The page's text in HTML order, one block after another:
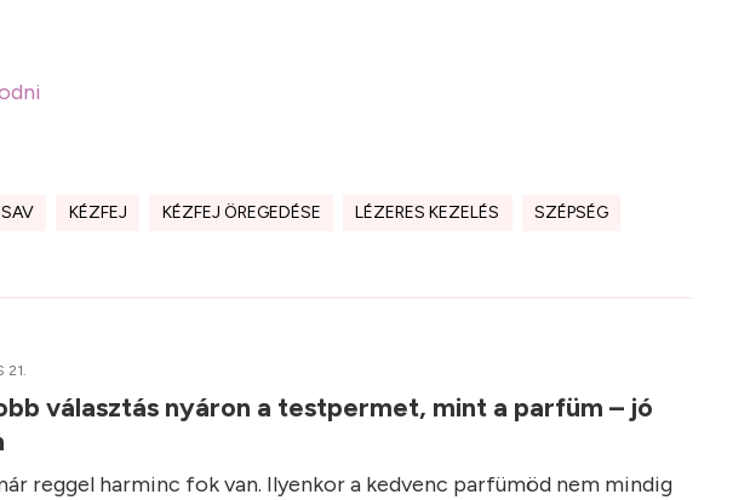
KÉZFEJ KÉZFEJ ÖREGEDÉSE LÉZERES KEZELÉS SZÉPSÉG
21.
választás nyáron a testpermet, mint a parfüm – jó
reggel harminc fok van. Ilyenkor a kedvenc parfümöd nem mindig